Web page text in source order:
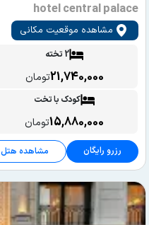
hotel central palace
مشاهده موقعیت مکانی
2 تخته
21,740,000تومان
کودک با تخت
15,880,000تومان
رزرو رایگان مشاهده هتل